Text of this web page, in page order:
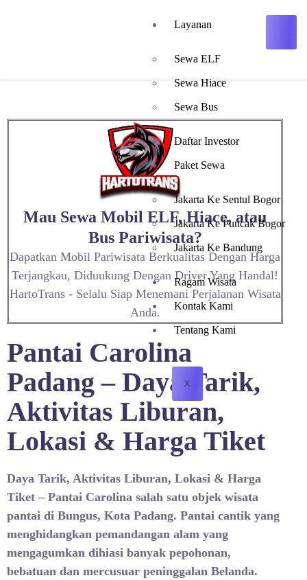
Layanan
Sewa ELF
Sewa Hiace
Sewa Bus
Daftar Investor
Paket Sewa
Jakarta Ke Sentul Bogor
Jakarta Ke Puncak Bogor
Jakarta Ke Bandung
Ragam Wisata
Kontak Kami
Tentang Kami
X
Mau Sewa Mobil ELF, Hiace, atau
Bus Pariwisata?
Dapatkan Mobil Pariwisata Berkualitas Dengan Harga
Terjangkau, Diduukung Dengan Driver Yang Handal!
HartoTrans - Selalu Siap Menemani Perjalanan Wisata
Anda.
Pantai Carolina
Padang – Daya Tarik,
Aktivitas Liburan,
Lokasi & Harga Tiket
Daya Tarik, Aktivitas Liburan, Lokasi & Harga
Tiket – Pantai Carolina salah satu objek wisata
pantai di Bungus, Kota Padang. Pantai cantik yang
menghidangkan pemandangan alam yang
mengagumkan dihiasi banyak pepohonan,
bebatuan dan mercusuar peninggalan Belanda.